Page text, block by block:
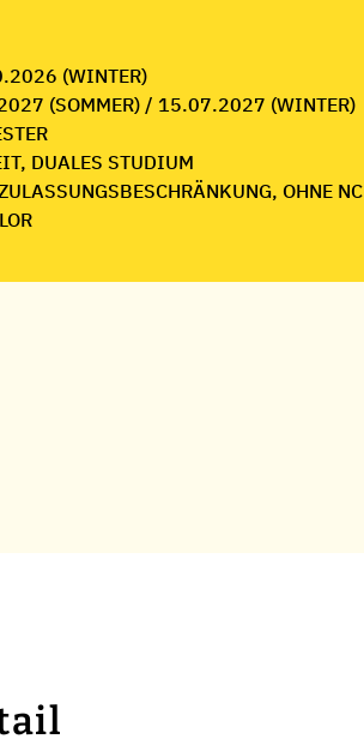
(WINTER)
(SOMMER) / 15.07.2027 (WINTER)
DUALES STUDIUM
OHNE NC